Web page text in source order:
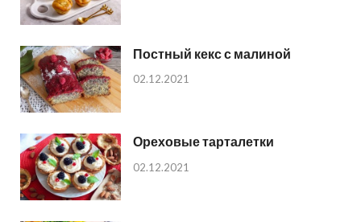
Постный кекс с малиной
02.12.2021
Ореховые тарталетки
02.12.2021